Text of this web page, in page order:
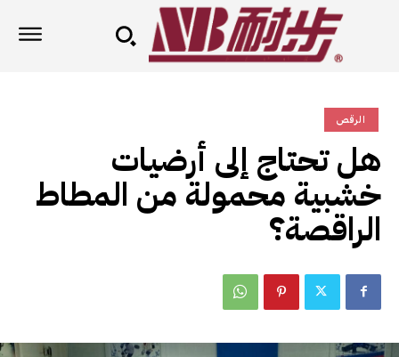
الرقص
هل تحتاج إلى أرضيات
خشبية محمولة من المطاط
الراقصة؟